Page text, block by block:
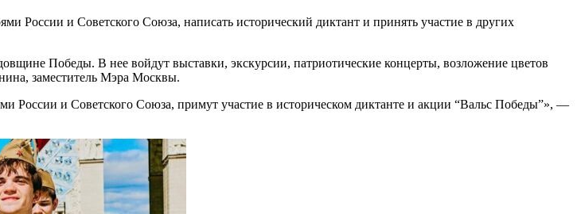
и Советского Союза, написать исторический диктант и принять участие в других
Победы. В нее войдут выставки, экскурсии, патриотические концерты, возложение цветов
заместитель Мэра Москвы.
России и Советского Союза, примут участие в историческом диктанте и акции “Вальс Победы”», —